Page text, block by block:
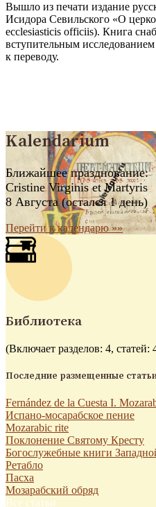
Вышло из печати издание
Исидора Севильского «О
ecclesiasticis officiis). Книга
вступительным
к переводу.
Kalendarium
Ближайшее празднование:
Cristine Virginis et Martyris
8 Августа (остался 1 день)
Перейти к календарю »»
Библиотека
(Включает разделов: 4, статей:
Последние размещенные
Fernández de la Cuesta I.
Испано-мосарабское пение
Mozarabic rite
Поклонение Святому Кресту
Богослужебные книги
Ретабло
Пасха
Мозарабский обряд
Все статьи